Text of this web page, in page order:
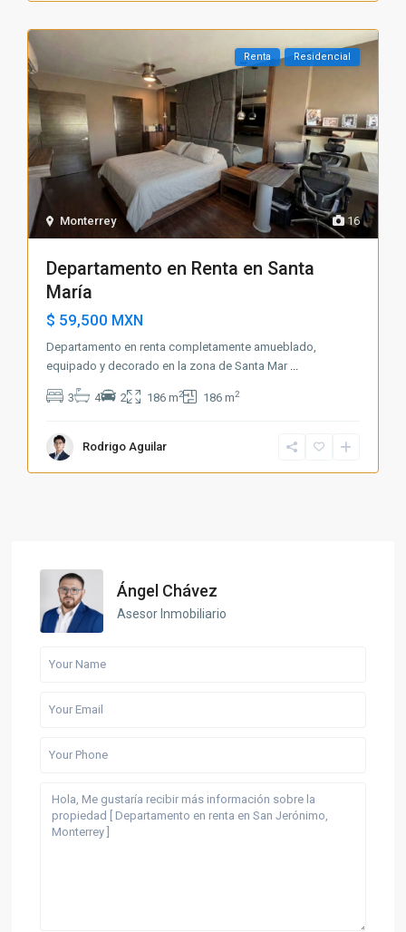
16
Monterrey
Renta Residencial
Departamento en Renta en Santa
María
$ 59,500 MXN
Departamento en renta completamente amueblado,
equipado y decorado en la zona de Santa Mar
3 4 2 186 m2 186 m2
Rodrigo Aguilar
Ángel Chávez
Asesor Inmobiliario